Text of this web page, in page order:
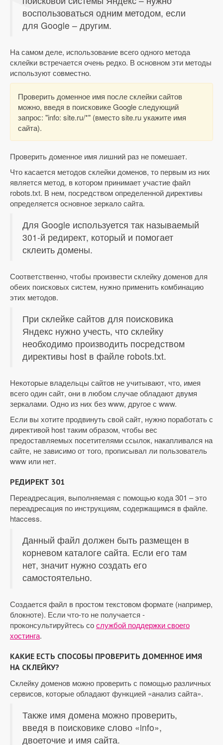
воспользоваться одним методом, если
для Google – другим.
На самом деле, использование всего одного метода
склейки встречается очень редко. В основном эти методы
используют совместно.
Проверить доменное имя после склейки сайтов
можно, введя в поисковике Google следующий
запрос: "info: site.ru/*" (вместо site.ru укажите имя
сайта).
Проверить доменное имя лишний раз не помешает.
Что касается методов склейки доменов, то первым из них
является метод, в котором принимает участие файл
robots.txt. В нем, посредством определенной директивы
определяется основное зеркало сайта.
Для Google используется так называемый
301-й редирект, который и помогает
склеить домены.
Соответственно, чтобы произвести склейку доменов для
обеих поисковых систем, нужно применить комбинацию
этих методов.
При склейке сайтов для поисковика
Яндекс нужно учесть, что склейку
необходимо производить посредством
директивы host в файле robots.txt.
Некоторые владельцы сайтов не учитывают, что, имея
всего один сайт, они в любом случае обладают двумя
зеркалами. Одно из них без www, другое с www.
Если вы хотите продвинуть свой сайт, нужно поработать с
директивой host таким образом, чтобы вес
предоставляемых посетителями ссылок, накапливался на
сайте, не зависимо от того, прописывал ли пользователь
www или нет.
РЕДИРЕКТ 301
Переадресация, выполняемая с помощью кода 301 – это
переадресация по инструкциям, содержащимся в файле.
htaccess.
Данный файл должен быть размещен в
корневом каталоге сайта. Если его там
нет, значит нужно создать его
самостоятельно.
Создается файл в простом текстовом формате (например,
блокноте). Если что-то не получается -
проконсультируйтесь сослужбой поддержки своего
хостинга.
КАКИЕ ЕСТЬ СПОСОБЫ ПРОВЕРИТЬ ДОМЕННОЕ ИМЯ
НА СКЛЕЙКУ?
Склейку доменов можно проверить с помощью различных
сервисов, которые обладают функцией «анализ сайта».
Также имя домена можно проверить,
введя в поисковике слово «info»,
двоеточие и имя сайта.